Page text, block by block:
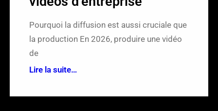
Pourquoi la diffusion est aussi cruciale que
la production En 2026, produire une vidéo
de
Lire la suite…